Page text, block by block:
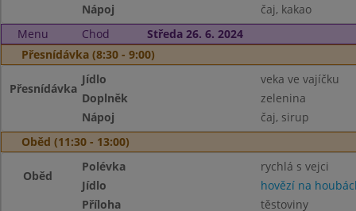
Nápoj
čaj, kakao
Menu
Chod
Středa 26. 6. 2024
Přesnídávka (8:30 - 9:00)
Přesnídávka
Jídlo
veka ve vajíčku
Doplněk
zelenina
Nápoj
čaj, sirup
Oběd (11:30 - 13:00)
Oběd
Polévka
rychlá s vejci
Jídlo
hovězí na
Příloha
těstoviny